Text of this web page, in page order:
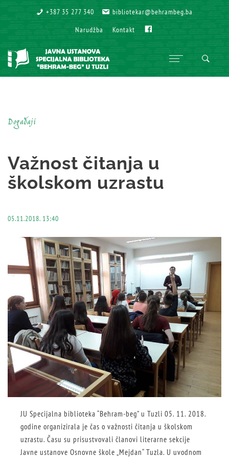
+387 35 277 340
+387 35 277 340 bibliotekar@behrambeg.ba
bibliotekar@behrambeg.ba
Narudžba
Narudžba Kontakt
Kontakt
Događaji
Važnost čitanja u
školskom uzrastu
05.11.2018. 13:40
JU Specijalna biblioteka “Behram-beg” u Tuzli 05. 11. 2018.
godine organizirala je čas o važnosti čitanja u školskom
uzrastu. Času su prisustvovali članovi literarne sekcije
Javne ustanove Osnovne škole „Mejdan“ Tuzla. U uvodnom